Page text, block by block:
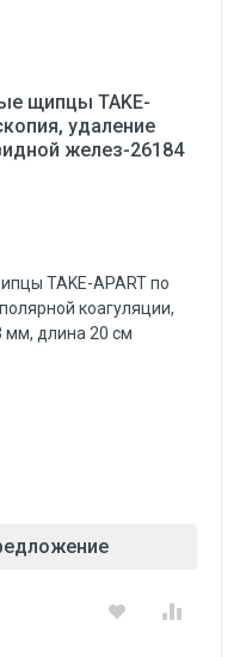
щипцы TAKE-
удаление
желез-26184
TAKE-APART по
коагуляции,
длина 20 см